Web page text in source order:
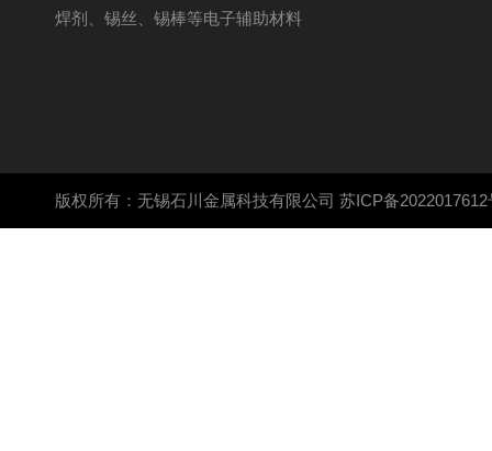
焊剂、锡丝、锡棒等电子辅助材料
版权所有：无锡石川金属科技有限公司 苏ICP备2022017612